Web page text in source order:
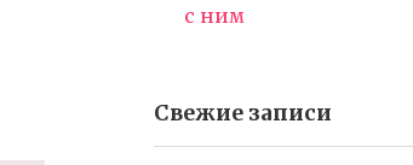
с ним
Свежие записи